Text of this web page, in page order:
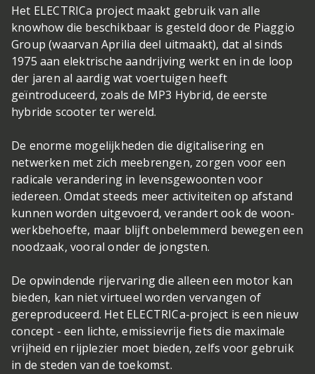
Het ELECTRICa project maakt gebruik van alle
knowhow die beschikbaar is gesteld door de Piaggio
Group (waarvan Aprilia deel uitmaakt), dat al sinds
1975 aan elektrische aandrijving werkt en in de loop
der jaren al aardig wat voertuigen heeft
geïntroduceerd, zoals de MP3 Hybrid, de eerste
hybride scooter ter wereld.
De enorme mogelijkheden die digitalisering en
netwerken met zich meebrengen, zorgen voor een
radicale verandering in levensgewoonten voor
iedereen. Omdat steeds meer activiteiten op afstand
kunnen worden uitgevoerd, verandert ook de woon-
werkbehoefte, maar blijft onbelemmerd bewegen een
noodzaak, vooral onder de jongsten.
De opwindende rijervaring die alleen een motor kan
bieden, kan niet virtueel worden vervangen of
gereproduceerd. Het ELECTRICa-project is een nieuw
concept - een lichte, emissievrije fiets die maximale
vrijheid en rijplezier moet bieden, zelfs voor gebruik
in de steden van de toekomst.